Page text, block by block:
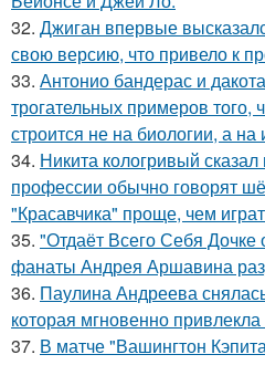
32. Джиган впервые
свою версию, что привело к
33. Антонио бандерас и
трогательных примеров того,
строится не на биологии, а
34. Никита кологривый сказал
профессии обычно говорят
"Красавчика" проще, чем
35. "Отдаёт Всего Себя
фанаты Андрея Аршавина
36. Паулина Андреева
которая мгновенно
37. В матче "Вашингтон